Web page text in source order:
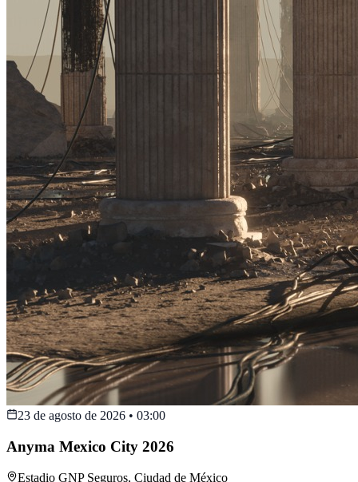
23 de agosto de 2026 • 03:00
Anyma Mexico City 2026
Estadio GNP Seguros, Ciudad de México